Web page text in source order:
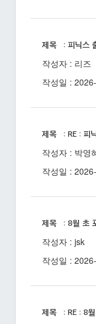
제목 : 피닉스
작성자 : 리즈
작성일 :
제목 : RE : 피
작성자 : 박영
작성일 :
제목 : 8월 초
작성자 : jsk
작성일 :
제목 : RE : 8월